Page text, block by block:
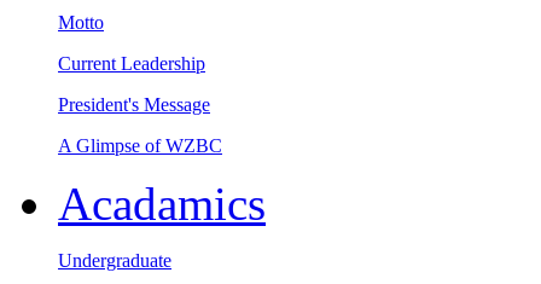
Motto
Current Leadership
President's Message
A Glimpse of WZBC
Acadamics
Undergraduate